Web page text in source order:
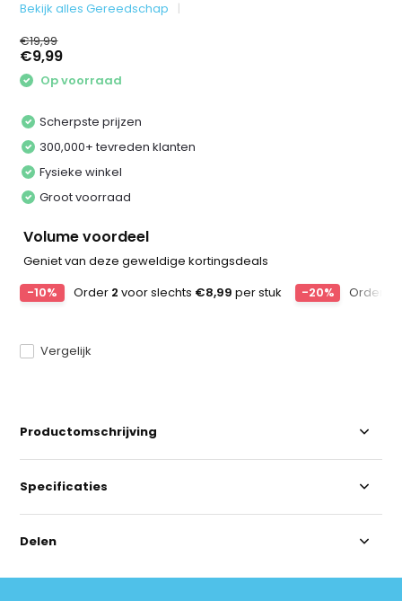
Bekijk alles Gereedschap
€19,99
€9,99
Op voorraad
Scherpste prijzen
300,000+ tevreden klanten
Fysieke winkel
Groot voorraad
Volume voordeel
Geniet van deze geweldige kortingsdeals
-10%
Order 2 voor slechts €8,99 per stuk -20% Order
Vergelijk
Productomschrijving
Specificaties
Delen